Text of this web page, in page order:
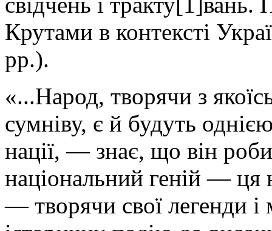
Крутами в контексті
рр.).
«...Народ, творячи з
сумніву, є й будуть
нації, — знає, що він
національний геній — ця
— творячи свої легенди